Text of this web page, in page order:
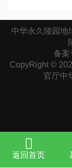
中华永久陵园地
备案
CopyRight ©
官厅中
返回首页